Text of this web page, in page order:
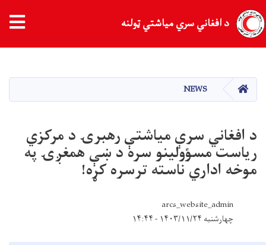
د افغاني سري میاشتي ټولنه
کور NEWS
د افغاني سرې میاشتې رهبرۍ د مرکزي
رياست مسؤولينو سره د ښې همغږۍ په
موخه اداري ناسته ترسره کړه!
arcs_website_admin
چهارشنبه ۱۴۰۳/۱۱/۲۴ - ۱۴:۴۴